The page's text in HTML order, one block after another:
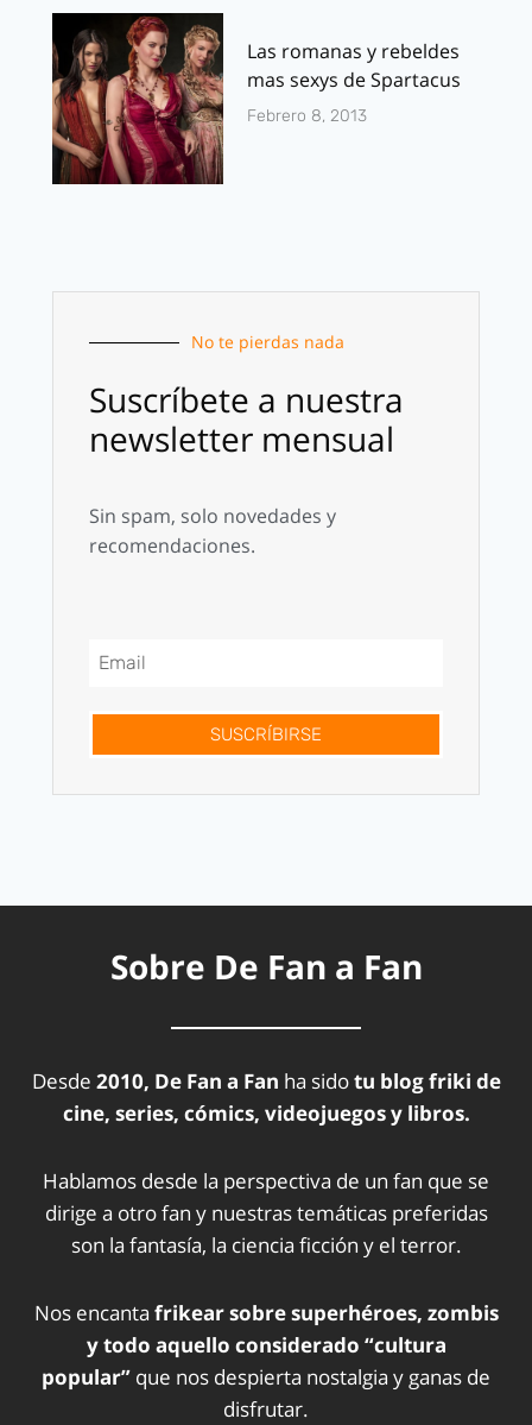
Las romanas y rebeldes
mas sexys de Spartacus
Febrero 8, 2013
No te pierdas nada
Suscríbete a nuestra
newsletter mensual
Sin spam, solo novedades y
recomendaciones.
SUSCRÍBIRSE
Sobre De Fan a Fan
Desde 2010, De Fan a Fan ha sidotu blog friki de
cine, series, cómics, videojuegos y libros.
Hablamos desde la perspectiva de un fan que se
dirige a otro fan y nuestras temáticas preferidas
son la fantasía, la ciencia ficción y el terror.
Nos encanta frikear sobre superhéroes, zombis
y todo aquello considerado “cultura
popular” que nos despierta nostalgia y ganas de
disfrutar.